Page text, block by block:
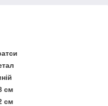
см
см